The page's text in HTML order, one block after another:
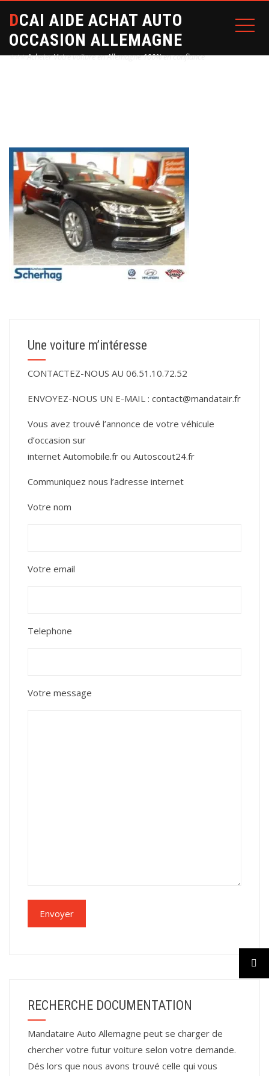
DCAI AIDE ACHAT AUTO
OCCASION ALLEMAGNE
⭐⭐⭐ Acheter Votre voiture en Allemagne 100% en confiance
Une voiture m’intéresse
CONTACTEZ-NOUS AU 06.51.10.72.52
ENVOYEZ-NOUS UN E-MAIL : contact@mandatair.fr
Vous avez trouvé l’annonce de votre véhicule
d’occasion sur
internet Automobile.fr ou Autoscout24.fr
Communiquez nous l’adresse internet
Votre nom
Votre email
Telephone
Votre message
RECHERCHE DOCUMENTATION
Mandataire Auto Allemagne peut se charger de
chercher votre futur voiture selon votre demande.
Dés lors que nous avons trouvé celle qui vous